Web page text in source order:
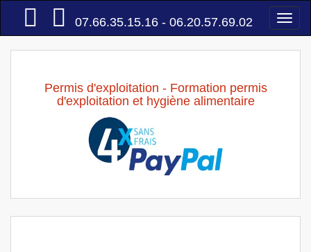
Accueil
07.66.35.15.16 - 06.20.57.69.02
Permis d'exploitation - Formation permis
d'exploitation et hygiène alimentaire